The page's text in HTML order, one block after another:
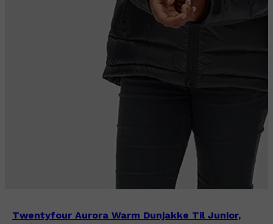
Twentyfour Aurora Warm Dunjakke Til Junior,